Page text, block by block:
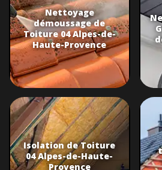
Nettoyage
démoussage de
Toiture 04 Alpes-de-
Haute-Provence
Isolation de Toiture
04 Alpes-de-Haute-
Provence